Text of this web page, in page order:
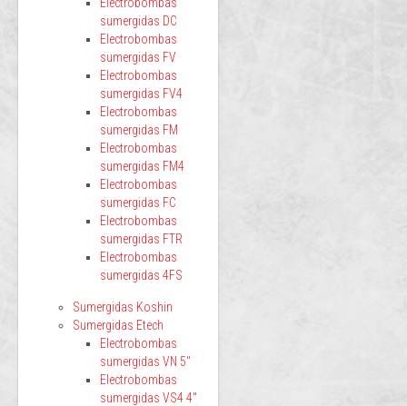
sumergidas DC
Electrobombas
sumergidas FV
Electrobombas
sumergidas FV4
Electrobombas
sumergidas FM
Electrobombas
sumergidas FM4
Electrobombas
sumergidas FC
Electrobombas
sumergidas FTR
Electrobombas
sumergidas 4FS
Sumergidas Koshin
Sumergidas Etech
Electrobombas
sumergidas VN 5"
Electrobombas
sumergidas VS4 4"